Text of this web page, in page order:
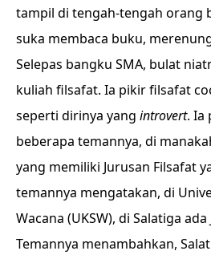
tampil di tengah-tengah orang
suka membaca buku,
Selepas bangku SMA, bulat
kuliah filsafat. Ia pikir filsafat
seperti dirinya yang introvert. Ia
beberapa temannya, di
yang memiliki Jurusan Filsafat
temannya mengatakan, di
Wacana (UKSW), di Salatiga
Temannya menambahkan,